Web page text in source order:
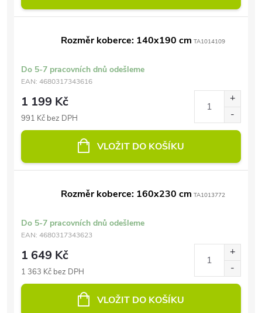
Rozměr koberce: 140x190 cm TA1014109
Do 5-7 pracovních dnů odešleme
EAN: 4680317343616
1 199 Kč
991 Kč bez DPH
VLOŽIT DO KOŠÍKU
Rozměr koberce: 160x230 cm TA1013772
Do 5-7 pracovních dnů odešleme
EAN: 4680317343623
1 649 Kč
1 363 Kč bez DPH
VLOŽIT DO KOŠÍKU